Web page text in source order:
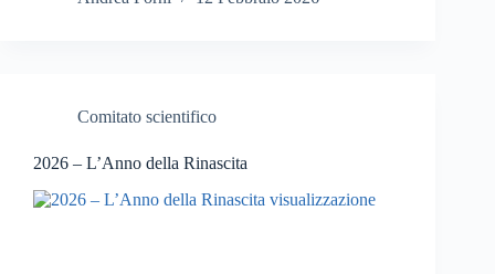
Comitato scientifico
2026 – L’Anno della Rinascita